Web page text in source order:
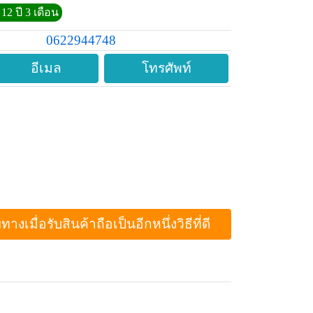
ปี 3 เดือน
0622944748
อีเมล
โทรศัพท์
างเมื่อรับสินค้าถือเป็นอีกหนึ่งวิธีที่ดี